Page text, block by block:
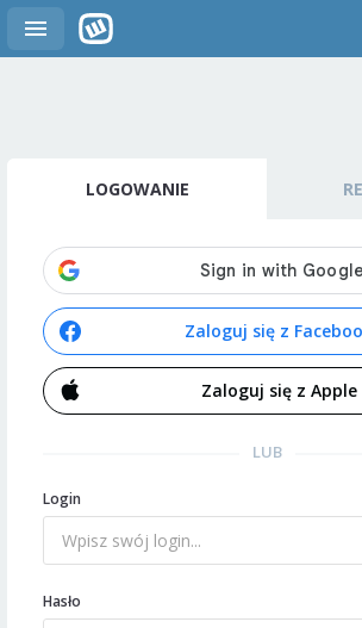
LOGOWANIE
Zaloguj się z
Zaloguj się z Apple
LUB
Login
Hasło